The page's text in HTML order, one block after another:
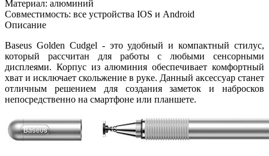
Материал: алюминий
Совместимость: все устройства IOS и Android
Описание
Baseus Golden Cudgel - это удобный и компактный стилус,
который рассчитан для работы с любыми сенсорными
дисплеями. Корпус из алюминия обеспечивает комфортный
хват и исключает скольжение в руке. Данный аксессуар станет
отличным решением для создания заметок и набросков
непосредственно на смартфоне или планшете.